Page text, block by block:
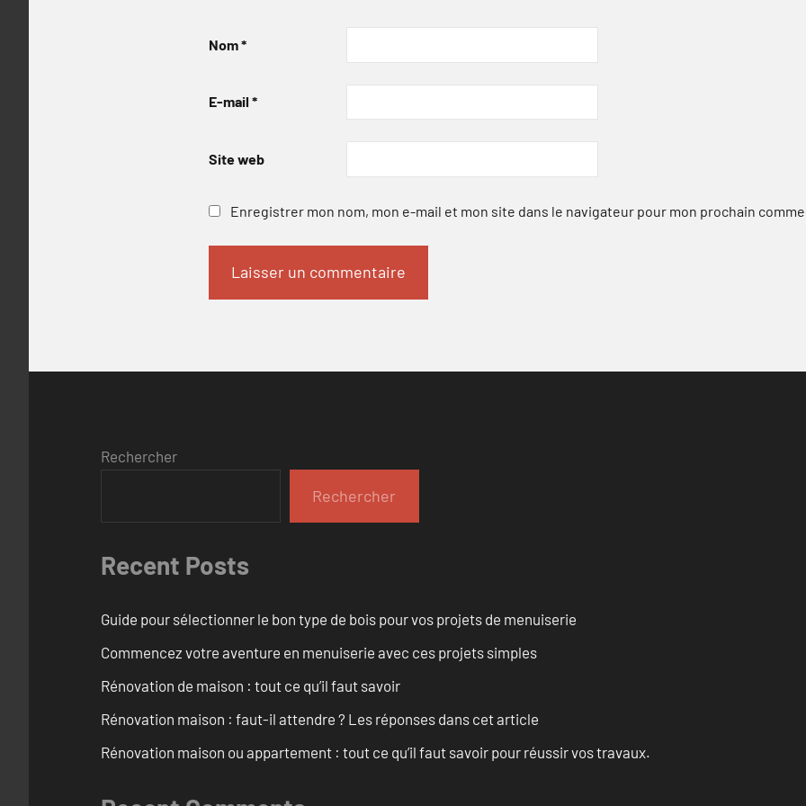
Nom*
E-mail *
Site web
Enregistrer mon nom, mon e-mail et mon site dans le navigateur pour mon prochain
Rechercher
Rechercher
Recent Posts
Guide pour sélectionner le bon type de bois pour vos projets de menuiserie
Commencez votre aventure en menuiserie avec ces projets simples
Rénovation de maison : tout ce qu’il faut savoir
Rénovation maison : faut-il attendre ? Les réponses dans cet article
Rénovation maison ou appartement : tout ce qu’il faut savoir pour réussir vos travaux.